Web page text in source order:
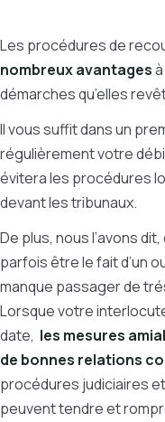
Les procédures de
nombreux avantages
démarches qu’elles
Il vous suffit dans un
régulièrement votre
évitera les procédures
devant les tribunaux.
De plus, nous l’avons
parfois être le fait d’un
manque passager de
Lorsque votre
date, les mesures
de bonnes relations
procédures judiciaires et
peuvent tendre et